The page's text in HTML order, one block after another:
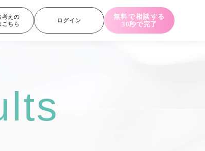
考えの
こちら
ログイン
無料で相談する
30秒で完了